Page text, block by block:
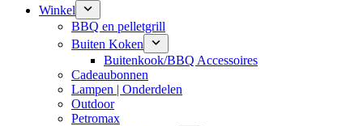
Winkel
BBQ en pelletgrill
Buiten Koken
Buitenkook/BBQ Accessoires
Cadeaubonnen
Lampen | Onderdelen
Outdoor
Petromax